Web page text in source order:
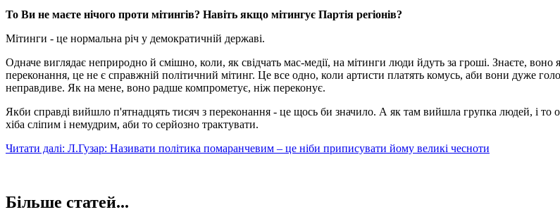
То Ви не маєте нічого проти мітингів? Навіть якщо мітингує Партія регіонів?
Мітинги - це нормальна річ у демократичній державі.
Одначе виглядає неприродно й смішно, коли, як свідчать мас-медії, на мітинги люди йдуть за гроші. Знаєте, воно
переконання, це не є справжній політичний мітинг. Це все одно, коли артисти платять комусь, аби вони дуже
неправдиве. Як на мене, воно радше компрометує, ніж переконує.
Якби справді вийшло п'ятнадцять тисяч з переконання - це щось би значило. А як там вийшла групка людей, і то
хіба сліпим і немудрим, аби то серйозно трактувати.
Читати далі: Л.Гузар: Називати політика помаранчевим – це ніби приписувати йому великі чесноти
Більше статей...